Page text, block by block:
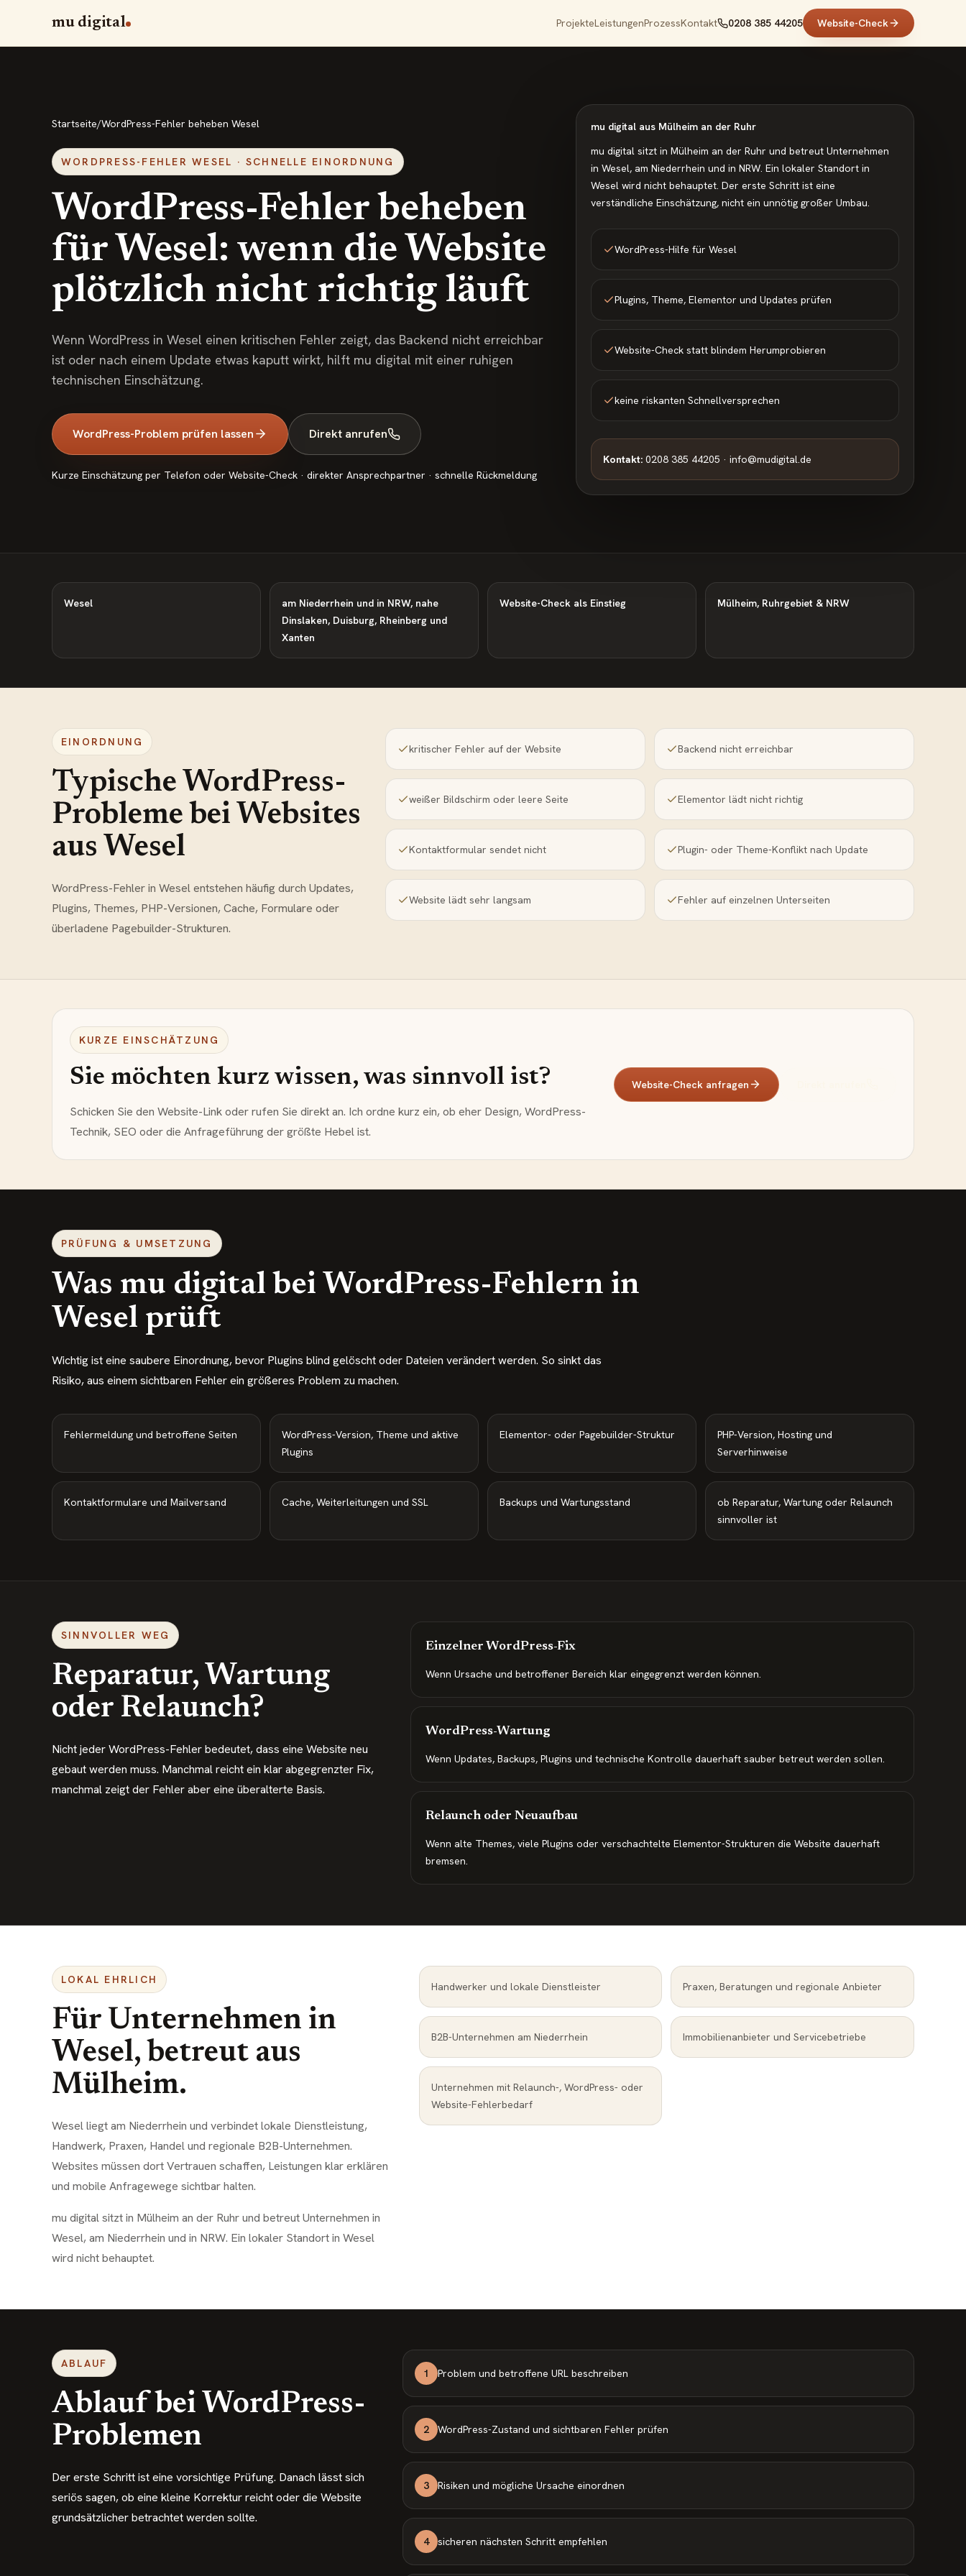
mu digital ProjekteLeistungenProzessKontakt 0208 385 44205 Website-Check
Startseite/WordPress-Fehler beheben Wesel
WORDPRESS-FEHLER WESEL · SCHNELLE EINORDNUNG
WordPress-Fehler beheben
für Wesel: wenn die Website
plötzlich nicht richtig läuft
Wenn WordPress in Wesel einen kritischen Fehler zeigt, das Backend nicht erreichbar
ist oder nach einem Update etwas kaputt wirkt, hilft mu digital mit einer ruhigen
technischen Einschätzung.
WordPress-Problem prüfen lassen Direkt anrufen
Kurze Einschätzung per Telefon oder Website-Check · direkter Ansprechpartner · schnelle Rückmeldung
mu digital aus Mülheim an der Ruhr
mu digital sitzt in Mülheim an der Ruhr und betreut Unternehmen
in Wesel, am Niederrhein und in NRW. Ein lokaler Standort in
Wesel wird nicht behauptet. Der erste Schritt ist eine
verständliche Einschätzung, nicht ein unnötig großer Umbau.
WordPress-Hilfe für Wesel
Plugins, Theme, Elementor und Updates prüfen
Website-Check statt blindem Herumprobieren
keine riskanten Schnellversprechen
Kontakt:0208 385 44205 · info@mudigital.de
Wesel
am Niederrhein und in NRW, nahe
Dinslaken, Duisburg, Rheinberg und
Xanten
Website-Check als Einstieg Mülheim, Ruhrgebiet & NRW
EINORDNUNG
Typische WordPress-
Probleme bei Websites
aus Wesel
WordPress-Fehler in Wesel entstehen häufig durch Updates,
Plugins, Themes, PHP-Versionen, Cache, Formulare oder
überladene Pagebuilder-Strukturen.
kritischer Fehler auf der Website Backend nicht erreichbar
weißer Bildschirm oder leere Seite Elementor lädt nicht richtig
Kontaktformular sendet nicht Plugin- oder Theme-Konflikt nach Update
Website lädt sehr langsam Fehler auf einzelnen Unterseiten
KURZE EINSCHÄTZUNG
Sie möchten kurz wissen, was sinnvoll ist?
Schicken Sie den Website-Link oder rufen Sie direkt an. Ich ordne kurz ein, ob eher Design, WordPress-
Technik, SEO oder die Anfrageführung der größte Hebel ist.
Website-Check anfragen
PRÜFUNG & UMSETZUNG
Was mu digital bei WordPress-Fehlern in
Wesel prüft
Wichtig ist eine saubere Einordnung, bevor Plugins blind gelöscht oder Dateien verändert werden. So sinkt das
Risiko, aus einem sichtbaren Fehler ein größeres Problem zu machen.
Fehlermeldung und betroffene Seiten
WordPress-Version, Theme und aktive
Plugins
Elementor- oder Pagebuilder-Struktur
PHP-Version, Hosting und
Serverhinweise
Kontaktformulare und Mailversand Cache, Weiterleitungen und SSL Backups und Wartungsstand
ob Reparatur, Wartung oder Relaunch
sinnvoller ist
SINNVOLLER WEG
Reparatur, Wartung
oder Relaunch?
Nicht jeder WordPress-Fehler bedeutet, dass eine Website neu
gebaut werden muss. Manchmal reicht ein klar abgegrenzter Fix,
manchmal zeigt der Fehler aber eine überalterte Basis.
Einzelner WordPress-Fix
Wenn Ursache und betroffener Bereich klar eingegrenzt werden können.
WordPress-Wartung
Wenn Updates, Backups, Plugins und technische Kontrolle dauerhaft sauber betreut werden sollen.
Relaunch oder Neuaufbau
Wenn alte Themes, viele Plugins oder verschachtelte Elementor-Strukturen die Website dauerhaft
bremsen.
LOKAL EHRLICH
Für Unternehmen in
Wesel, betreut aus
Mülheim.
Wesel liegt am Niederrhein und verbindet lokale Dienstleistung,
Handwerk, Praxen, Handel und regionale B2B-Unternehmen.
Websites müssen dort Vertrauen schaffen, Leistungen klar erklären
und mobile Anfragewege sichtbar halten.
mu digital sitzt in Mülheim an der Ruhr und betreut Unternehmen in
Wesel, am Niederrhein und in NRW. Ein lokaler Standort in Wesel
wird nicht behauptet.
Handwerker und lokale Dienstleister Praxen, Beratungen und regionale Anbieter
B2B-Unternehmen am Niederrhein Immobilienanbieter und Servicebetriebe
Unternehmen mit Relaunch-, WordPress- oder
Website-Fehlerbedarf
ABLAUF
Ablauf bei WordPress-
Problemen
Der erste Schritt ist eine vorsichtige Prüfung. Danach lässt sich
seriös sagen, ob eine kleine Korrektur reicht oder die Website
grundsätzlicher betrachtet werden sollte.
1 Problem und betroffene URL beschreiben
2 WordPress-Zustand und sichtbaren Fehler prüfen
3 Risiken und mögliche Ursache einordnen
4 sicheren nächsten Schritt empfehlen